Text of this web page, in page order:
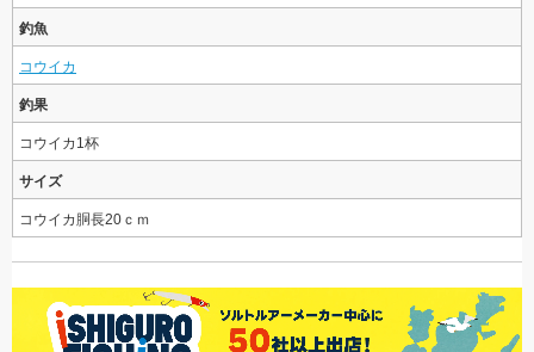
釣魚
コウイカ
釣果
コウイカ1杯
サイズ
コウイカ胴長20ｃｍ